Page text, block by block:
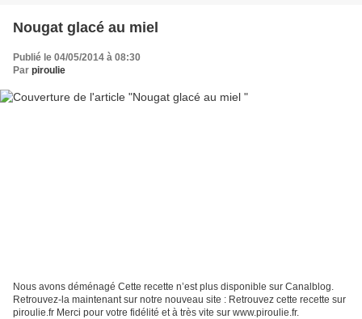
Nougat glacé au miel
Publié le 04/05/2014 à 08:30
Par piroulie
Nous avons déménagé Cette recette n’est plus disponible sur Canalblog.
Retrouvez-la maintenant sur notre nouveau site : Retrouvez cette recette sur
piroulie.fr Merci pour votre fidélité et à très vite sur www.piroulie.fr.